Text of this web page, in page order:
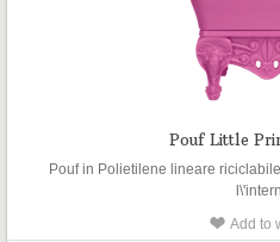
Pouf Little
Pouf in Polietilene lineare
Add to